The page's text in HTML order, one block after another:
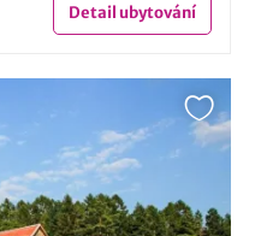
Detailubytování